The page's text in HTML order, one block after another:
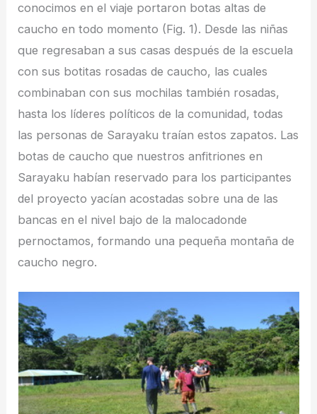
conocimos en el viaje portaron botas altas de
caucho en todo momento (Fig. 1). Desde las niñas
que regresaban a sus casas después de la escuela
con sus botitas rosadas de caucho, las cuales
combinaban con sus mochilas también rosadas,
hasta los líderes políticos de la comunidad, todas
las personas de Sarayaku traían estos zapatos. Las
botas de caucho que nuestros anfitriones en
Sarayaku habían reservado para los participantes
del proyecto yacían acostadas sobre una de las
bancas en el nivel bajo de la malocadonde
pernoctamos, formando una pequeña montaña de
caucho negro.